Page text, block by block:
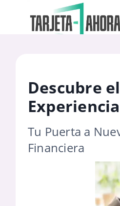
Descubre
Tu Puerta a
Financiera